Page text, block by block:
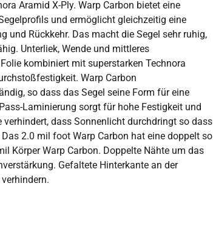
Aramid X-Ply. Warp Carbon bietet eine
und ermöglicht gleichzeitig eine
und Rückkehr. Das macht die Segel sehr ruhig,
Unterliek, Wende und mittleres
kombiniert mit superstarken Technora
Warp Carbon
so dass das Segel seine Form für eine
Laminierung sorgt für hohe Festigkeit und
dass Sonnenlicht durchdringt so dass
2.0 mil foot Warp Carbon hat eine doppelt so
Körper Warp Carbon. Doppelte Nähte um das
Gefaltete Hinterkante an der